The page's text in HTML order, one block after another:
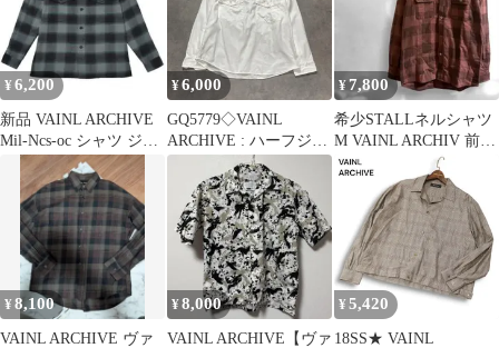
¥ 6,200
新品 VAINL ARCHIVE
Mil-Ncs-oc シャツ ジャ
ケット
¥6,000
GQ5779◇VAINL
ARCHIVE : ハーフジッ
プ プルオーバーシャツ
◇M◇白 ヴァイナルア
ーカイブ 長袖シャツ
¥7,800
希少STALLネルシャツ
M VAINL ARCHIV 前身
バッファローチェック
¥8,100
VAINL ARCHIVE ヴァ
¥8,000
VAINL ARCHIVE【ヴァ
¥ 5,420
18SS★ VAINL